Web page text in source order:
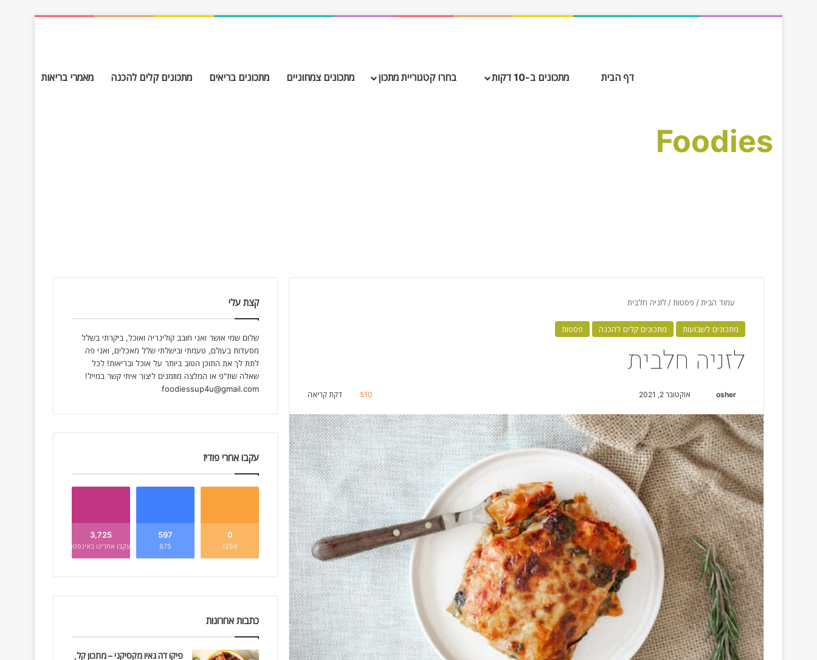
Foodies
דף הבית מתכונים ב-10 דקות בחרו קטגוריית מתכון מתכונים צמחוניים מתכונים בריאים מתכונים קלים להכנה מאמרי בריאות
עמוד הבית / פסטות / לזניה חלבית
מתכונים לשבועות מתכונים קלים להכנה פסטות
לזניה חלבית
osher
n
d
a
n
e
m
a
i
l
אוקטובר 2, 2021 510 דקת קריאה
קצת עלי
שלום שמי אושר ואני חובב קולינריה ואוכל, ביקרתי בשלל
מסעדות בעולם, טעמתי ובישלתי שלל מאכלים, ואני פה
לתת לך את התוכן הטוב ביותר על אוכל ובריאות! לכל
שאלה שת"פ או המלצה מוזמנים ליצור איתי קשר במייל!
foodiessup4u@gmail.com
עקבו אחרי פודיז
0
1256
597
875
3,725
עקבו אחרינו באינסטגרם
כתבות אחרונות
פיקו דה גאיו מקסיקני – מתכון קל,